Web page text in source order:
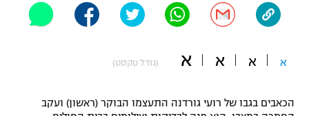
היאבקות WWE
א א א א (גודל טקסט)
הכאבים בגבו של רועי גורדנה התעצמו הבוקר (ראשון) ועקב